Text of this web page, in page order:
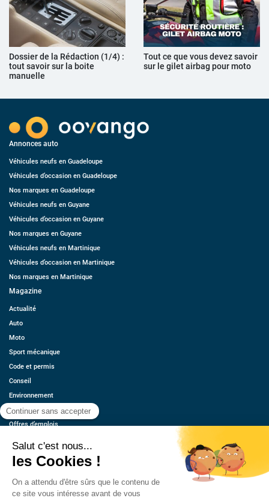
Dossier de la Rédaction (1/4) :
tout savoir sur la boite
manuelle
Tout ce que vous devez savoir
sur le gilet airbag pour moto
Annonces auto
Véhicules neufs en Guadeloupe
Véhicules d’occasion en Guadeloupe
Nos marques en Guadeloupe
Véhicules neufs en Guyane
Véhicules d’occasion en Guyane
Nos marques en Guyane
Véhicules neufs en Martinique
Véhicules d’occasion en Martinique
Nos marques en Martinique
Magazine
Actualité
Auto
Moto
Sport mécanique
Code et permis
Conseil
Environnement
Économie
Offres d’emplois
Contact
Estimez votre voiture